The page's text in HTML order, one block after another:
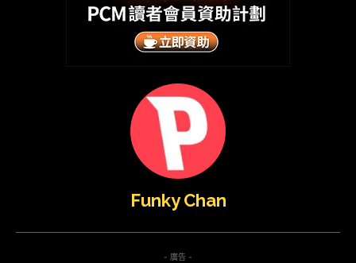
Funky Chan
- 廣告 -